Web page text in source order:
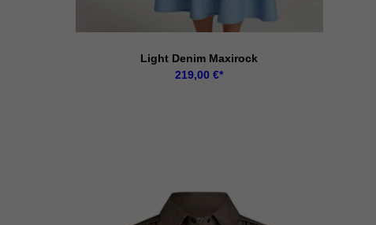
Light Denim Maxirock
219,00€